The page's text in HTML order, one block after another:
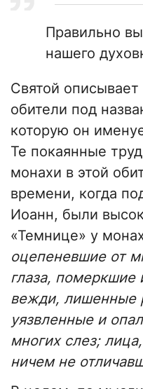
Правильно
нашего
Святой
обители под
которую он
Те покаянные
монахи в этой
времени, когда
Иоанн, были
«Темнице» у
оцепеневшие от
глаза, померкшие
вежди, лишенные
уязвленные и
многих слез;
ничем не